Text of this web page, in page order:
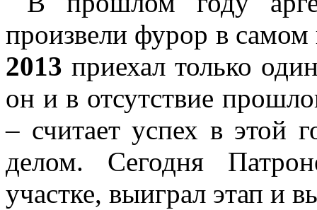
произвели фурор в
2013 приехал только
он и в отсутствие
– считает успех в этой
делом. Сегодня
участке, выиграл этап и